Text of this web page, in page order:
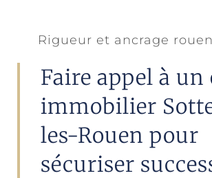
Rigueur et ancrage
Faire appel à
immobilier
les-Rouen pour
sécuriser